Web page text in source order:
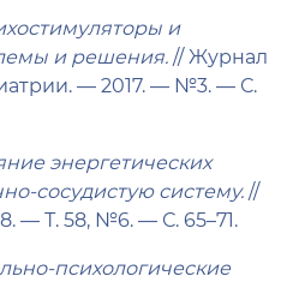
и
и решения.// Журнал
— 2017. — №3. — С.
энергетических
сосудистую систему.//
— Т. 58, №6. — С. 65–71.
психологические